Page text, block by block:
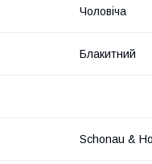
Чоловіча
Блакитний
Schonau &